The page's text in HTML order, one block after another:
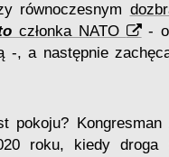
równoczesnym
członka NATO -
-, a następnie
pokoju?
roku, kiedy droga